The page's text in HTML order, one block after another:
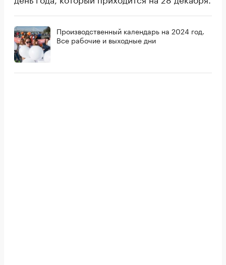
Производственный календарь на 2024 год.
Все рабочие и выходные дни